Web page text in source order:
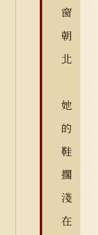
窗
朝
北
她
的
鞋
擱
淺
在